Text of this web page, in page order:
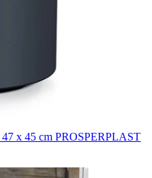
x 45 cm PROSPERPLAST